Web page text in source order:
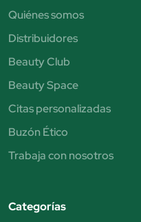
Quiénes somos
Distribuidores
Beauty Club
Beauty Space
Citas personalizadas
Buzón Ético
Trabaja con nosotros
Categorías